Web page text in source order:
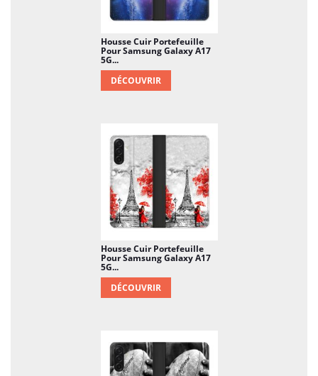
Housse Cuir Portefeuille
Pour Samsung Galaxy A17
5G...
DÉCOUVRIR
Housse Cuir Portefeuille
Pour Samsung Galaxy A17
5G...
DÉCOUVRIR